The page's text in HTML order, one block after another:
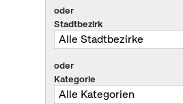
oder
Stadtbezirk
oder
Kategorie